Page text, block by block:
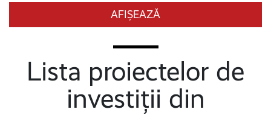
AFIȘEAZĂ
Lista proiectelor de
investiții din